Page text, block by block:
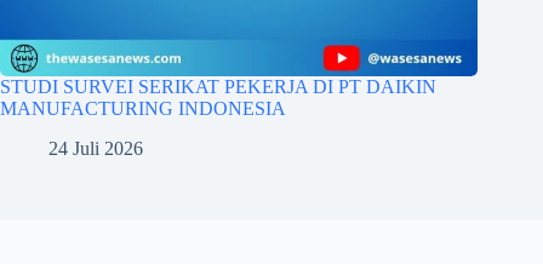
STUDI SURVEI SERIKAT PEKERJA DI PT DAIKIN
MANUFACTURING INDONESIA
24 Juli 2026